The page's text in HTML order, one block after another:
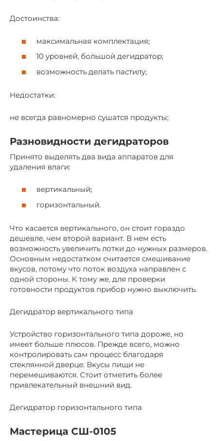
Достоинства:
максимальная комплектация;
10 уровней, большой дегидратор;
возможность делать пастилу;
Недостатки:
не всегда равномерно сушатся продукты;
Разновидности дегидраторов
Принято выделять два вида аппаратов для
удаления влаги:
вертикальный;
горизонтальный.
Что касается вертикального, он стоит гораздо
дешевле, чем второй вариант. В нем есть
возможность увеличить лотки до нужных размеров.
Основным недостатком считается смешивание
вкусов, потому что поток воздуха направлен с
одной стороны. К тому же, для проверки
готовности продуктов прибор нужно выключить.
Дегидратор вертикального типа
Устройство горизонтального типа дороже, но
имеет больше плюсов. Прежде всего, можно
контролировать сам процесс благодаря
стеклянной дверце. Вкусы пищи не
перемешиваются. Стоит отметить более
привлекательный внешний вид.
Дегидратор горизонтального типа
Мастерица СШ-0105